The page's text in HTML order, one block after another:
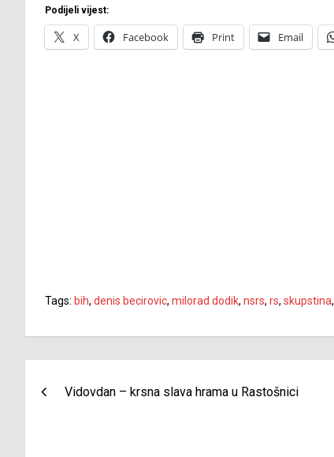
Podijeli vijest:
X Facebook Print Email
Tags: bih, denis becirovic, milorad dodik, nsrs, rs, skupstina,
Vidovdan – krsna slava hrama u Rastošnici